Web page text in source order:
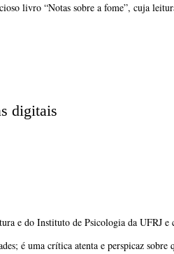
livro “Notas sobre a fome”, cuja
digitais
e do Instituto de Psicologia da UFRJ
é uma crítica atenta e perspicaz sobre